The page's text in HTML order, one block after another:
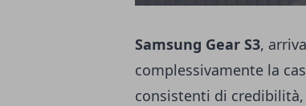
Samsung Gear S3,
complessivamente la
consistenti di